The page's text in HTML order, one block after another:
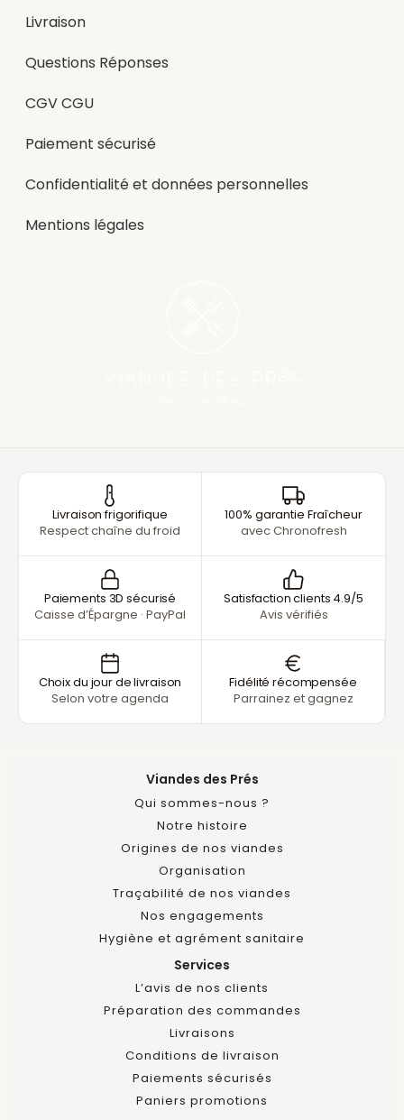
Livraison
Questions Réponses
CGV CGU
Paiement sécurisé
Confidentialité et données personnelles
Mentions légales
Livraison frigorifique
Respect chaîne du froid
100% garantie Fraîcheur
avec Chronofresh
Paiements 3D sécurisé
Caisse d’Épargne · PayPal
Satisfaction clients 4.9/5
Avis vérifiés
Choix du jour de livraison
Selon votre agenda
Fidélité récompensée
Parrainez et gagnez
Viandes des Prés
Qui sommes-nous ?
Notre histoire
Origines de nos viandes
Organisation
Traçabilité de nos viandes
Nos engagements
Hygiène et agrément sanitaire
Services
L’avis de nos clients
Préparation des commandes
Livraisons
Conditions de livraison
Paiements sécurisés
Paniers promotions